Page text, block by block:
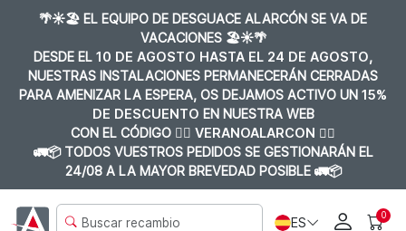
🌴☀️🏖️ EL EQUIPO DE DESGUACE ALARCÓN SE VA DE
VACACIONES 🏖️☀️🌴
DESDE EL 10 DE AGOSTO HASTA EL 24 DE AGOSTO,
NUESTRAS INSTALACIONES PERMANECERÁN CERRADAS
PARA AMENIZAR LA ESPERA, OS DEJAMOS ACTIVO UN 15%
DE DESCUENTO EN NUESTRA WEB
CON EL CÓDIGO 👉🏼 VERANOALARCON 👈🏼
🚛📦 TODOS VUESTROS PEDIDOS SE GESTIONARÁN EL
24/08 A LA MAYOR BREVEDAD POSIBLE 🚛📦
ES 0